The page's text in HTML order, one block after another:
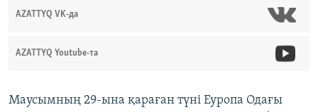
AZATTYQ VK-да
AZATTYQ Youtube-та
Маусымның 29-ына қараған түні Еуропа Одағы